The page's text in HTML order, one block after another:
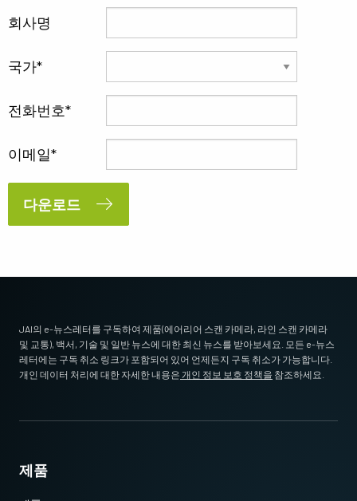
회사명
국가
전화번호
이메일
다운로드
JAI의 e-뉴스레터를 구독하여 제품(에어리어 스캔 카메라, 라인 스캔 카메라
및 교통), 백서, 기술 및 일반 뉴스에 대한 최신 뉴스를 받아보세요. 모든 e-뉴스
레터에는 구독 취소 링크가 포함되어 있어 언제든지 구독 취소가 가능합니다.
개인 데이터 처리에 대한 자세한 내용은 개인 정보 보호 정책을 참조하세요.
제품